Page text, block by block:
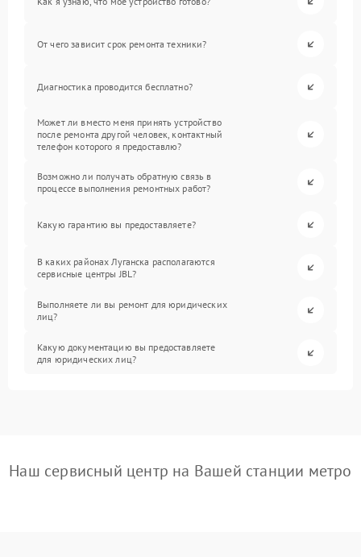
От чего зависит срок ремонта техники?
Диагностика проводится бесплатно?
Может ли вместо меня принять устройство
после ремонта другой человек, контактный
телефон которого я предоставлю?
Возможно ли получать обратную связь в
процессе выполнения ремонтных работ?
Какую гарантию вы предоставляете?
В каких районах Луганска располагаются
сервисные центры JBL?
Выполняете ли вы ремонт для юридических
лиц?
Какую документацию вы предоставляете
для юридических лиц?
Наш сервисный центр на Вашей станции метро